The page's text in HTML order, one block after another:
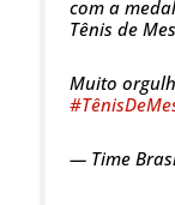
com a
Tênis de
Muito
— Time